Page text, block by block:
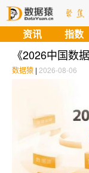
资讯 指数
《2026中国数
数据猿 | 2026-08-06